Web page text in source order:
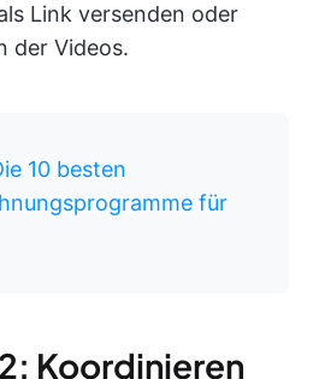
Link versenden oder
der Videos.
10 besten
für
Koordinieren